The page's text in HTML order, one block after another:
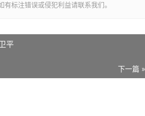
标注错误或侵犯利益请联系我们。
平
下一篇 »